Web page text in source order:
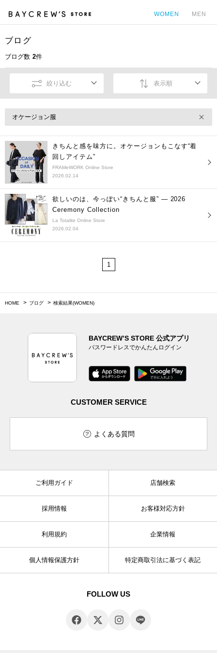
WOMEN MEN
ブログ
ブログ数 2件
絞り込む 表示順
オケージョン服
きちんと感を味方に。オケージョンもこなす“着
回しアイテム”
FRAMeWORK Online Store
2026.02.14
欲しいのは、今っぽい“きちんと服” ― 2026
Ceremony Collection
La Totalite Online Store
2026.02.04
1
HOME ブログ 検索結果(WOMEN)
BAYCREW’S STORE 公式アプリ
パスワードレスでかんたんログイン
CUSTOMER SERVICE
よくある質問
ご利用ガイド 店舗検索
採用情報 お客様対応方針
利用規約 企業情報
個人情報保護方針 特定商取引法に基づく表記
FOLLOW US